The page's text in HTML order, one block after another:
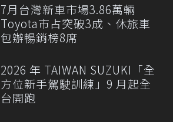
7月台灣新車市場3.86萬輛
Toyota市占突破3成、休旅車
包辦暢銷榜8席
2026 年 TAIWAN SUZUKI「全
方位新手駕駛訓練」9 月起全
台開跑